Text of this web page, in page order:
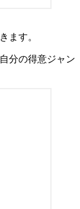
ます。
分の得意ジャン